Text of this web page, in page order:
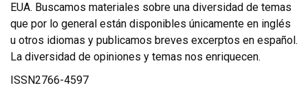
EUA. Buscamos materiales sobre una diversidad de temas
que por lo general están disponibles únicamente en inglés
u otros idiomas y publicamos breves excerptos en español.
La diversidad de opiniones y temas nos enriquecen.
ISSN2766-4597